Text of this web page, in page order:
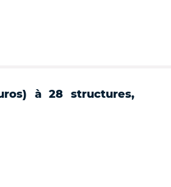
à 28 structures,